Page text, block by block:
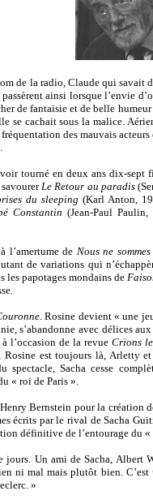
de la radio, Claude qui savait
ainsi lorsque l’envie
de fantaisie et de belle
se cachait sous la malice.
des mauvais
tourné en deux ans dix-sept
savourerLe Retour au paradis
du sleeping (Karl Anton,
Constantin (Jean-Paul
l’amertume de Nous ne
de variations qui
les papotages mondains de
. Rosine devient « une
s’abandonne avec délices
l’occasion de la revueCrions
est toujours là, Arletty
Sacha cesse
« roi de Paris ».
Bernstein pour la création
écrits par le rival de Sacha
définitive de l’entourage du «
Un ami de Sacha, Albert
ni mal mais plutôt bien. C’est
»